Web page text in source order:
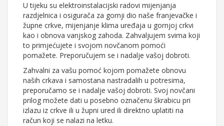
U tijeku su elektroinstalacijski radovi mijenjanja
razdjelnica i osigurača za gornji dio naše franjevačke i
župne crkve, mijenjanje klima uređaja u gornjoj crkvi
kao i obnova vanjskog zahoda. Zahvaljujem svima koji
to primjećujete i svojom novčanom pomoći
pomažete. Preporučujem se i nadalje vašoj dobroti.
Zahvalni za vašu pomoć kojom pomažete obnovu
naših crkava i samostana nastradalih u potresima,
preporučamo se i nadalje vašoj dobroti. Svoj novčani
prilog možete dati u posebno označenu škrabicu pri
izlazu iz crkve ili u župni ured ili direktno uplatiti na
račun koji se nalazi na letku.